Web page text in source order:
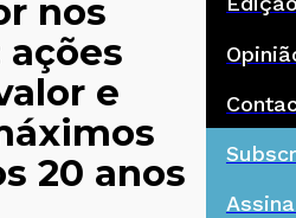
nos
e
20 anos